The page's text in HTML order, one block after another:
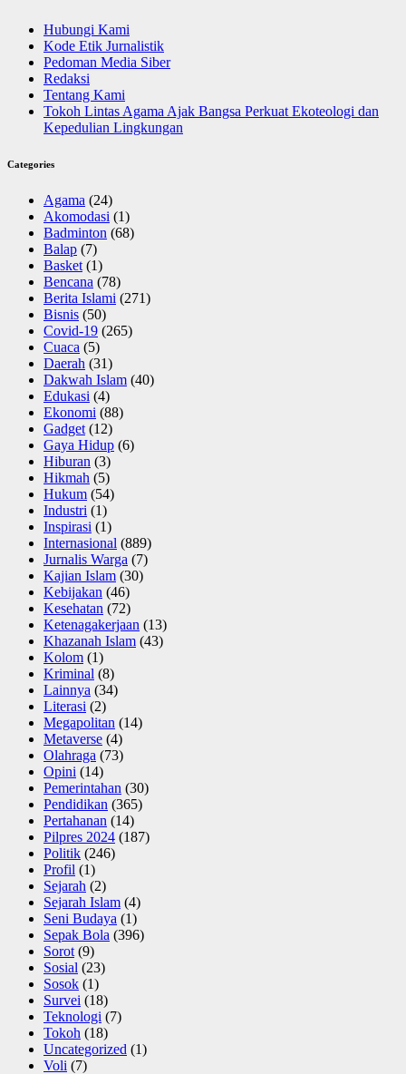
Hubungi Kami
Kode Etik Jurnalistik
Pedoman Media Siber
Redaksi
Tentang Kami
Tokoh Lintas Agama Ajak Bangsa Perkuat Ekoteologi dan
Kepedulian Lingkungan
Categories
Agama (24)
Akomodasi (1)
Badminton (68)
Balap (7)
Basket (1)
Bencana (78)
Berita Islami (271)
Bisnis (50)
Covid-19 (265)
Cuaca (5)
Daerah (31)
Dakwah Islam (40)
Edukasi (4)
Ekonomi (88)
Gadget (12)
Gaya Hidup (6)
Hiburan (3)
Hikmah (5)
Hukum (54)
Industri (1)
Inspirasi (1)
Internasional (889)
Jurnalis Warga (7)
Kajian Islam (30)
Kebijakan (46)
Kesehatan (72)
Ketenagakerjaan (13)
Khazanah Islam (43)
Kolom (1)
Kriminal (8)
Lainnya (34)
Literasi (2)
Megapolitan (14)
Metaverse (4)
Olahraga (73)
Opini (14)
Pemerintahan (30)
Pendidikan (365)
Pertahanan (14)
Pilpres 2024 (187)
Politik (246)
Profil (1)
Sejarah (2)
Sejarah Islam (4)
Seni Budaya (1)
Sepak Bola (396)
Sorot (9)
Sosial (23)
Sosok (1)
Survei (18)
Teknologi (7)
Tokoh (18)
Uncategorized (1)
Voli (7)